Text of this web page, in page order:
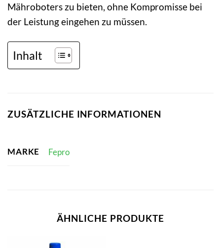
Mähroboters zu bieten, ohne Kompromisse bei
der Leistung eingehen zu müssen.
Inhalt
ZUSÄTZLICHE INFORMATIONEN
MARKE Fepro
ÄHNLICHE PRODUKTE